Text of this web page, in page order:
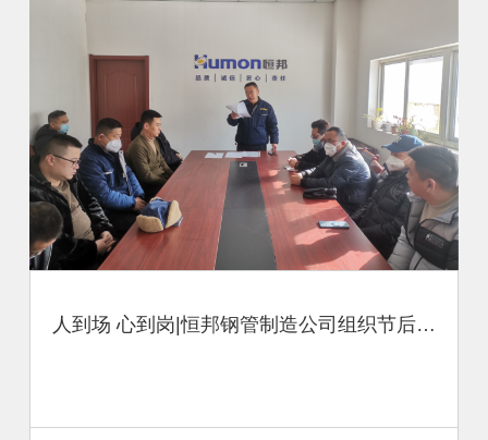
人到场 心到岗|恒邦钢管制造公司组织节后收心专题教育促进安全生产